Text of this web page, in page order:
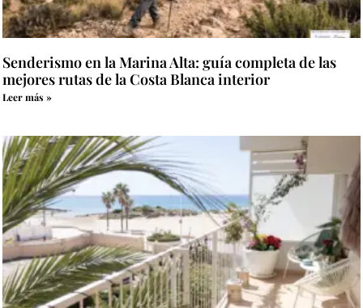
Senderismo en la Marina Alta: guía completa de las
mejores rutas de la Costa Blanca interior
Leer más »